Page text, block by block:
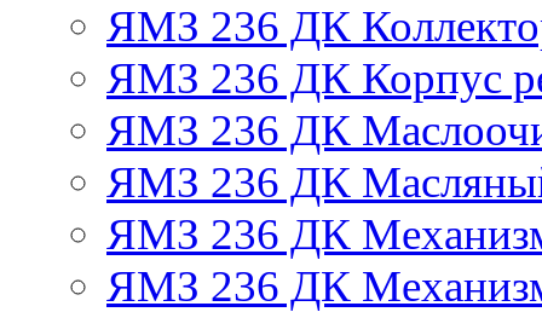
ЯМЗ 236 ДК
ЯМЗ 236 ДК Корпус
ЯМЗ 236 ДК
ЯМЗ 236 ДК
ЯМЗ 236 ДК
ЯМЗ 236 ДК